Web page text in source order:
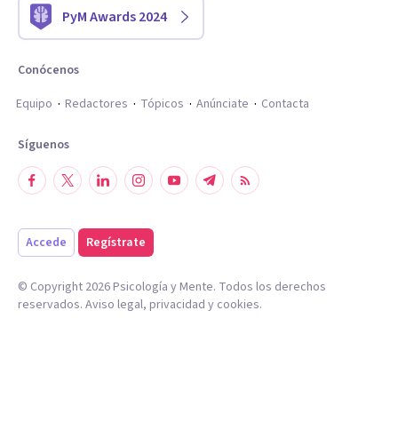
PyM Awards 2024
Conócenos
Equipo
Redactores Tópicos Anúnciate Contacta
Síguenos
Accede Regístrate
© Copyright 2026Psicología y Mente. Todos los derechos
reservados. Aviso legal, privacidad y cookies.